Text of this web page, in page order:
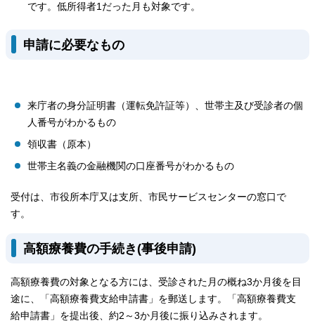
です。低所得者1だった月も対象です。
申請に必要なもの
来庁者の身分証明書（運転免許証等）、世帯主及び受診者の個
人番号がわかるもの
領収書（原本）
世帯主名義の金融機関の口座番号がわかるもの
受付は、市役所本庁又は支所、市民サービスセンターの窓口で
す。
高額療養費の手続き(事後申請)
高額療養費の対象となる方には、受診された月の概ね3か月後を目
途に、「高額療養費支給申請書」を郵送します。「高額療養費支
給申請書」を提出後、約2～3か月後に振り込みされます。